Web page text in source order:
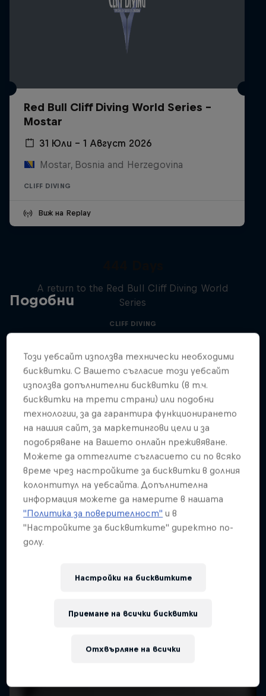
Red Bull Cliff Diving World Series -
Mostar
31 Юли – 1 Август 2026
Mostar, Bosnia and Herzegovina
CLIFF DIVING
Виж на Replay
Подобни
A return to the Red Bull Cliff Diving World
Series
CLIFF DIVING
Този уебсайт използва технически необходими
бисквитки. С Вашето съгласие този уебсайт
използва допълнителни бисквитки (в т.ч.
бисквитки на трети страни) или подобни
технологии, за да гарантира функционирането
на нашия сайт, за маркетингови цели и за
подобряване на Вашето онлайн преживяване.
Можете да оттеглите съгласието си по всяко
време чрез настройките за бисквитки в долния
колонтитул на уебсайта. Допълнителна
информация можете да намерите в нашата
"Политика за поверителност" и в
"Настройките за бисквитките" директно по-
долу.
Настройки на бисквитките
Отхвърляне на всички
Приемане на всички бисквитки